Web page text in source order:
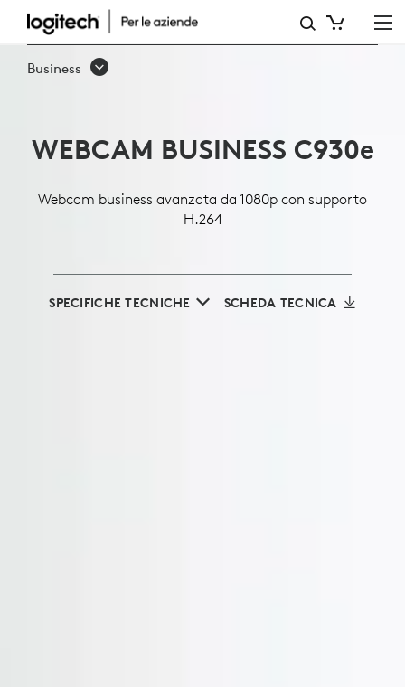
WEBCAM
BUSINESS
Business
WEBCAM BUSINESS C930e
Webcam business avanzata da 1080p con supporto
H.264
SPECIFICHE TECNICHE SCHEDA TECNICA